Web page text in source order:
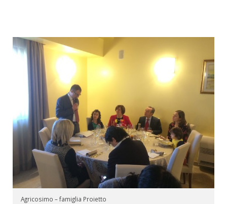
Agricosimo – famiglia Proietto